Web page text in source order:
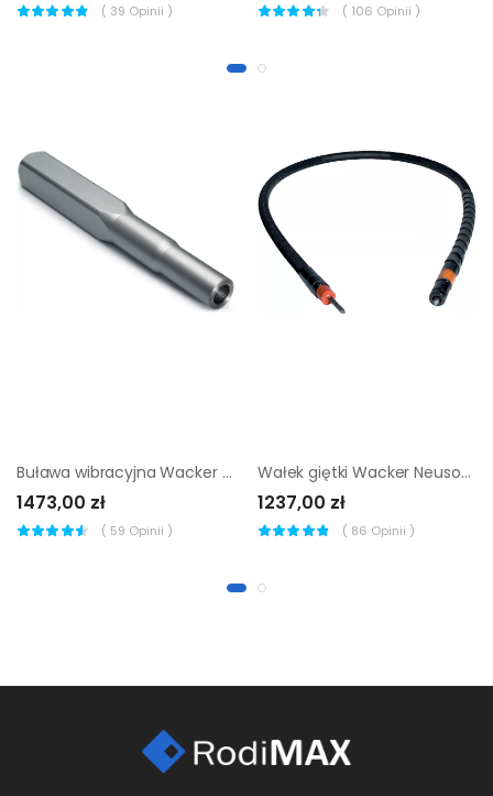
( 39 Opinii ) ( 106 Opinii )
Buława wibracyjna Wacker Neuson H45 HA 45 mm
1473,00 zł
( 59 Opinii )
Wałek giętki Wacker Neuson SM 2-S 2 m
1237,00 zł
( 86 Opinii )